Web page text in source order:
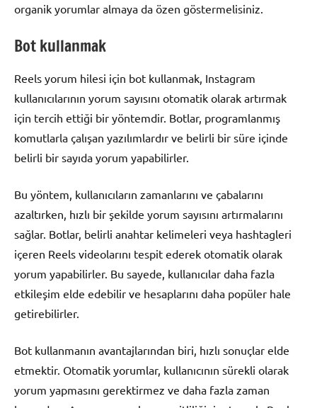
organik yorumlar almaya da özen göstermelisiniz.
Bot kullanmak
Reels yorum hilesi için bot kullanmak, Instagram
kullanıcılarının yorum sayısını otomatik olarak artırmak
için tercih ettiği bir yöntemdir. Botlar, programlanmış
komutlarla çalışan yazılımlardır ve belirli bir süre içinde
belirli bir sayıda yorum yapabilirler.
Bu yöntem, kullanıcıların zamanlarını ve çabalarını
azaltırken, hızlı bir şekilde yorum sayısını artırmalarını
sağlar. Botlar, belirli anahtar kelimeleri veya hashtagleri
içeren Reels videolarını tespit ederek otomatik olarak
yorum yapabilirler. Bu sayede, kullanıcılar daha fazla
etkileşim elde edebilir ve hesaplarını daha popüler hale
getirebilirler.
Bot kullanmanın avantajlarından biri, hızlı sonuçlar elde
etmektir. Otomatik yorumlar, kullanıcının sürekli olarak
yorum yapmasını gerektirmez ve daha fazla zaman